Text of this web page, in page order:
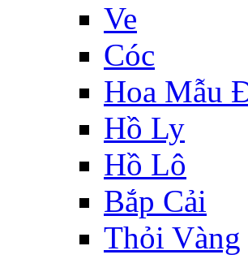
Ve
Cóc
Hoa Mẫu
Hồ Ly
Hồ Lô
Bắp Cải
Thỏi Vàng